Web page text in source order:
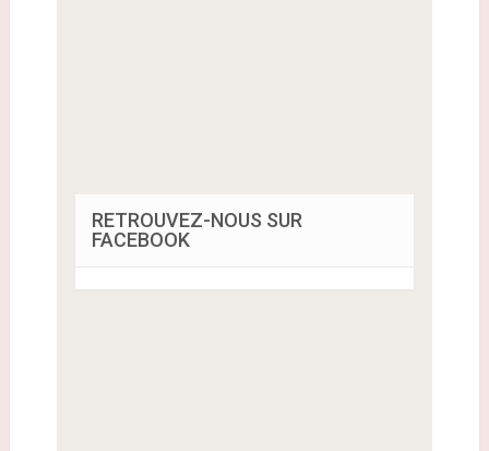
RETROUVEZ-NOUS SUR
FACEBOOK